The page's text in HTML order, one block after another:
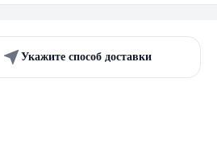
Укажите способ доставки